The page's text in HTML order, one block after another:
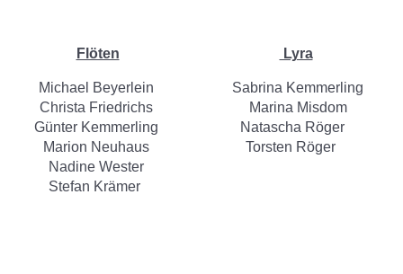
Flöten Lyra
Michael Beyerlein
Sabrina Kemmerling
Christa Friedrichs
Marina Misdom
Günter Kemmerling
Natascha Röger
Marion Neuhaus
Torsten Röger
Nadine Wester
Stefan Krämer